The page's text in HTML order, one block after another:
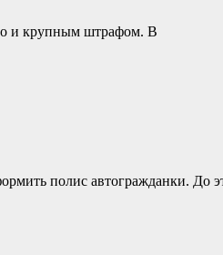
и крупным штрафом. В
полис автогражданки. До